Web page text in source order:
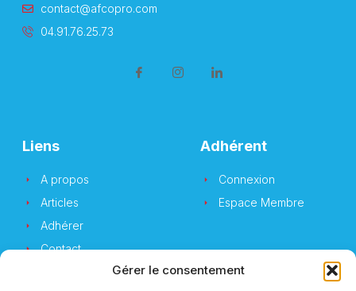
Gérer le consentement
contact@afcopro.com
04.91.76.25.73
Liens
A propos
Articles
Adhérer
Contact
Adhérent
Connexion
Espace Membre